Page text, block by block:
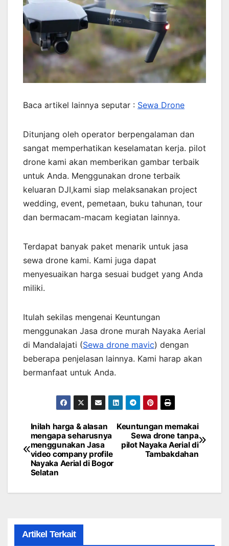
Baca artikel lainnya seputar : Sewa Drone
Ditunjang oleh operator berpengalaman dan
sangat memperhatikan keselamatan kerja. pilot
drone kami akan memberikan gambar terbaik
untuk Anda. Menggunakan drone terbaik
keluaran DJI,kami siap melaksanakan project
wedding, event, pemetaan, buku tahunan, tour
dan bermacam-macam kegiatan lainnya.
Terdapat banyak paket menarik untuk jasa
sewa drone kami. Kami juga dapat
menyesuaikan harga sesuai budget yang Anda
miliki.
Itulah sekilas mengenai Keuntungan
menggunakan Jasa drone murah Nayaka Aerial
di Mandalajati (Sewa drone mavic) dengan
beberapa penjelasan lainnya. Kami harap akan
bermanfaat untuk Anda.
Post
navigation
Keuntungan memakai
Sewa drone tanpa
pilot Nayaka Aerial di
Tambakdahan
Inilah harga & alasan
mengapa seharusnya
menggunakan Jasa
video company profile
Nayaka Aerial di Bogor
Selatan
Artikel Terkait